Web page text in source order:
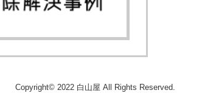
Copyright© 2022 白山屋 All Rights Reserved.